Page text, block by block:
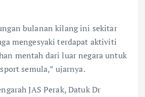
bulanan kilang ini sekitar
mengesyaki terdapat aktiviti
mentah dari luar negara untuk
semula,” ujarnya.
JAS Perak, Datuk Dr